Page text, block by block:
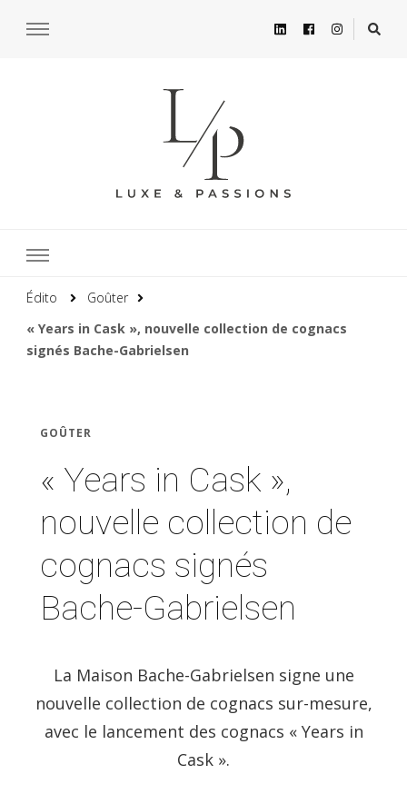
Édito
Goûter
« Years in Cask », nouvelle collection de cognacs
signés Bache-Gabrielsen
GOÛTER
« Years in Cask »,
nouvelle collection de
cognacs signés
Bache-Gabrielsen
La Maison Bache-Gabrielsen signe une
nouvelle collection de cognacs sur-mesure,
avec le lancement des cognacs « Years in
Cask ».